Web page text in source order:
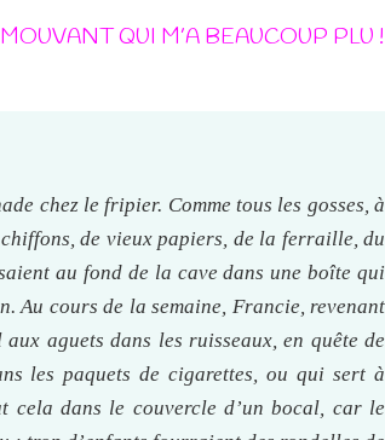
QUI M’A BEAUCOUP PLU !
chez le fripier. Comme tous les gosses, à
de vieux papiers, de la ferraille, du
au fond de la cave dans une boîte qui
Au cours de la semaine, Francie, revenant
aguets dans les ruisseaux, en quête de
les paquets de cigarettes, ou qui sert à
dans le couvercle d’un bocal, car le